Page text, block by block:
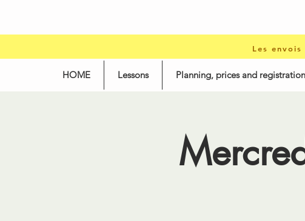
Les
HOME Lessons Planning, prices and registration